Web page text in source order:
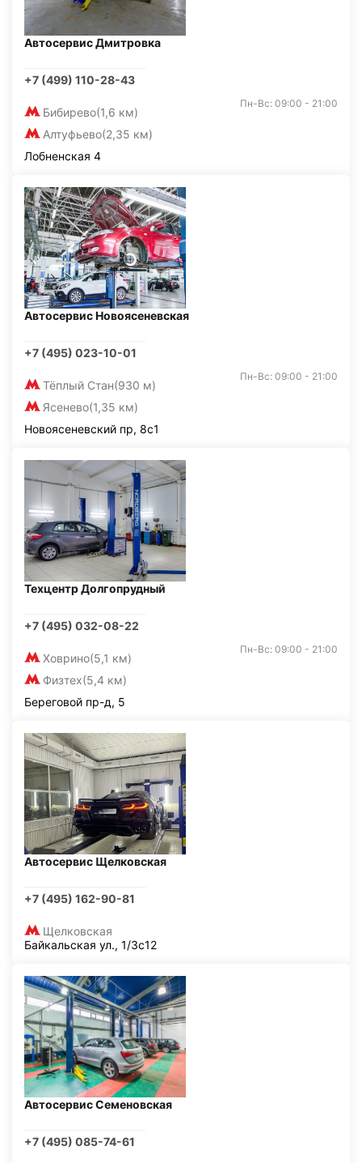
Автосервис Дмитровка
+7 (499) 110-28-43
Бибирево(1,6 км)
Алтуфьево(2,35 км)
Пн-Вс: 09:00 - 21:00
Лобненская 4
Автосервис Новоясеневская
+7 (495) 023-10-01
Тёплый Стан(930 м)
Ясенево(1,35 км)
Пн-Вс: 09:00 - 21:00
Новоясеневский пр, 8с1
Техцентр Долгопрудный
+7 (495) 032-08-22
Ховрино(5,1 км)
Физтех(5,4 км)
Пн-Вс: 09:00 - 21:00
Береговой пр-д, 5
Автосервис Щелковская
+7 (495) 162-90-81
Щелковская
Байкальская ул., 1/3с12
Автосервис Семеновская
+7 (495) 085-74-61